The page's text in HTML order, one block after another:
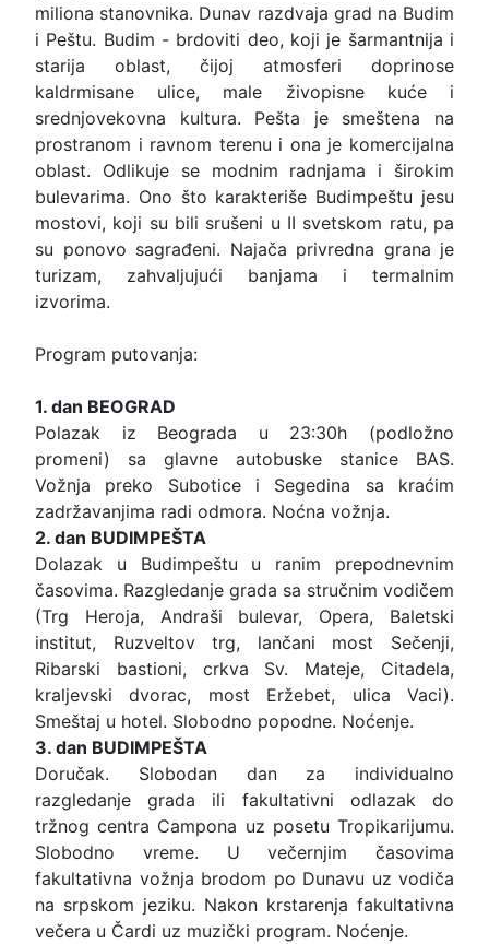
miliona stanovnika. Dunav razdvaja grad na Budim
i Peštu. Budim - brdoviti deo, koji je šarmantnija i
starija oblast, čijoj atmosferi doprinose
kaldrmisane ulice, male živopisne kuće i
srednjovekovna kultura. Pešta je smeštena na
prostranom i ravnom terenu i ona je komercijalna
oblast. Odlikuje se modnim radnjama i širokim
bulevarima. Ono što karakteriše Budimpeštu jesu
mostovi, koji su bili srušeni u II svetskom ratu, pa
su ponovo sagrađeni. Najača privredna grana je
turizam, zahvaljujući banjama i termalnim
izvorima.
Program putovanja:
1. dan BEOGRAD
Polazak iz Beograda u 23:30h (podložno
promeni) sa glavne autobuske stanice BAS.
Vožnja preko Subotice i Segedina sa kraćim
zadržavanjima radi odmora. Noćna vožnja.
2. dan BUDIMPEŠTA
Dolazak u Budimpeštu u ranim prepodnevnim
časovima. Razgledanje grada sa stručnim vodičem
(Trg Heroja, Andraši bulevar, Opera, Baletski
institut, Ruzveltov trg, lančani most Sečenji,
Ribarski bastioni, crkva Sv. Mateje, Citadela,
kraljevski dvorac, most Eržebet, ulica Vaci).
Smeštaj u hotel. Slobodno popodne. Noćenje.
3. dan BUDIMPEŠTA
Doručak. Slobodan dan za individualno
razgledanje grada ili fakultativni odlazak do
tržnog centra Campona uz posetu Tropikarijumu.
Slobodno vreme. U večernjim časovima
fakultativna vožnja brodom po Dunavu uz vodiča
na srpskom jeziku. Nakon krstarenja fakultativna
večera u Čardi uz muzički program. Noćenje.